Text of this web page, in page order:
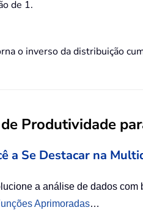
de 1.
o inverso da distribuição
Produtividade
a Se Destacar na
a análise de dados com
Aprimoradas…